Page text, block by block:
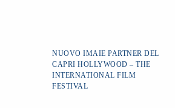
NUOVO IMAIE PARTNER DEL
CAPRI HOLLYWOOD – THE
INTERNATIONAL FILM
FESTIVAL